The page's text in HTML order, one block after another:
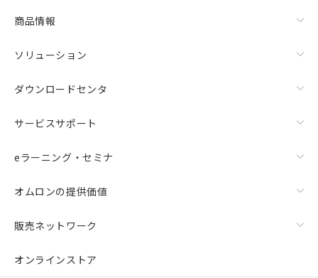
商品情報
ソリューション
ダウンロードセンタ
サービスサポート
eラーニング・セミナ
オムロンの提供価値
販売ネットワーク
オンラインストア